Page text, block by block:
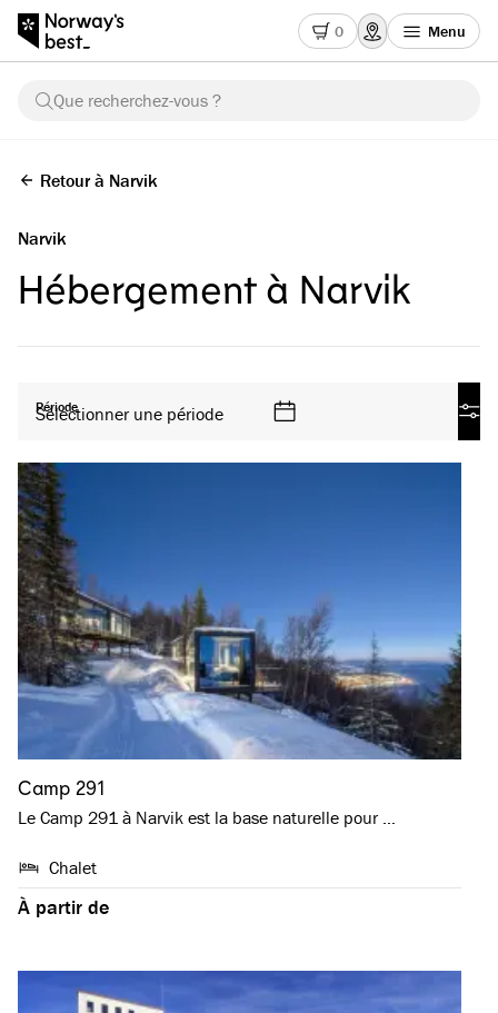
0 Menu
Que recherchez-vous ?
Retour à Narvik
Narvik
Hébergement à Narvik
Période
Sélectionner une période
Camp 291
Le Camp 291 à Narvik est la base naturelle pour …
Chalet
À partir de